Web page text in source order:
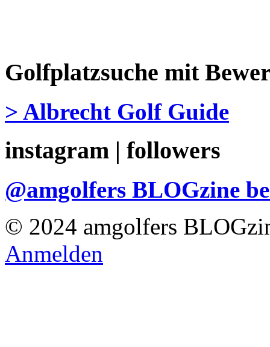
Golfplatzsuche mit
> Albrecht Golf Guide
instagram | followers
@amgolfers BLOGzine
© 2024 amgolfers
Anmelden